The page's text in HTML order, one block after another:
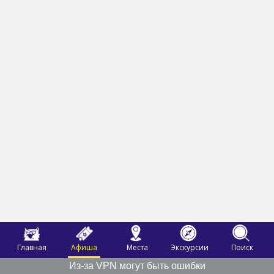
Главная Афиша Места Экскурсии
Поиск
Из-за VPN могут быть ошибки